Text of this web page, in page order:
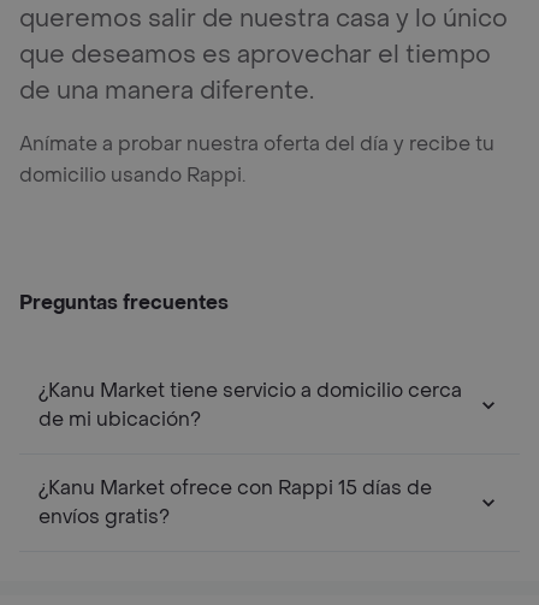
queremos salir de nuestra casa y lo único
que deseamos es aprovechar el tiempo
de una manera diferente.
Anímate a probar nuestra oferta del día y recibe tu
domicilio usando Rappi.
Preguntas frecuentes
¿Kanu Market tiene servicio a domicilio cerca
de mi ubicación?
¿Kanu Market ofrece con Rappi 15 días de
envíos gratis?